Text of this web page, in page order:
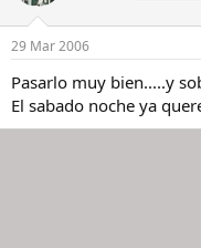
29 Mar 2006
Pasarlo muy bien.....y
El sabado noche ya